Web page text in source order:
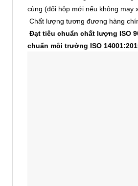
cùng (đổi hộp mới nếu không may
Chất lượng tương đương hàng
Đạt tiêu chuẩn chất lượng ISO
chuẩn môi trường ISO